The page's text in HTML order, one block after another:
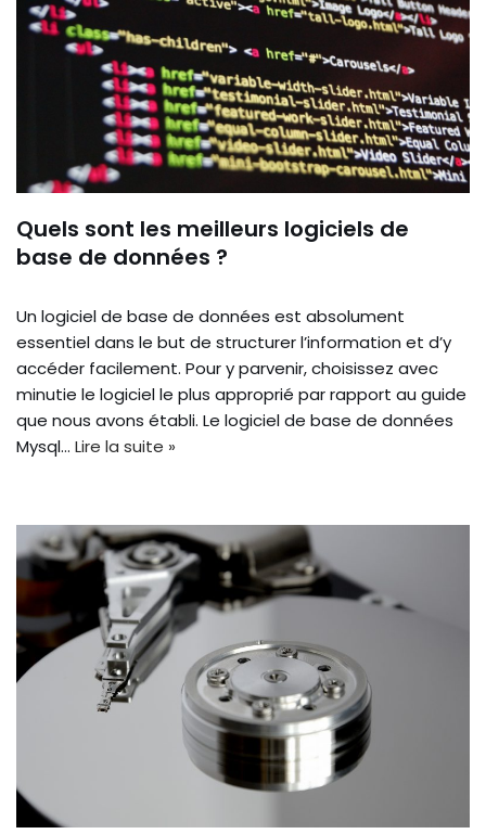
Quels sont les meilleurs logiciels de
base de données ?
Un logiciel de base de données est absolument
essentiel dans le but de structurer l’information et d’y
accéder facilement. Pour y parvenir, choisissez avec
minutie le logiciel le plus approprié par rapport au guide
que nous avons établi. Le logiciel de base de données
Mysql… Lire la suite »